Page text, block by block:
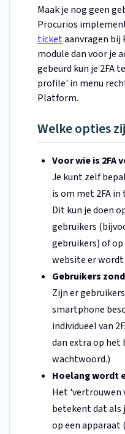
Maak je nog geen
Procurios
ticketaanvragen bij
module dan voor je
gebeurd kun je 2FA
profile' in menu
Platform.
Welke opties
Voor wie is 2FA
Je kunt zelf
is om met 2FA
Dit kun je doen
gebruikers
gebruikers) of
website er
Gebruikers
Zijn er
smartphone
individueel van
dan extra op het
wachtwoord.)
Hoelang wordt
Het 'vertrouwen
betekent dat als
op een apparaat